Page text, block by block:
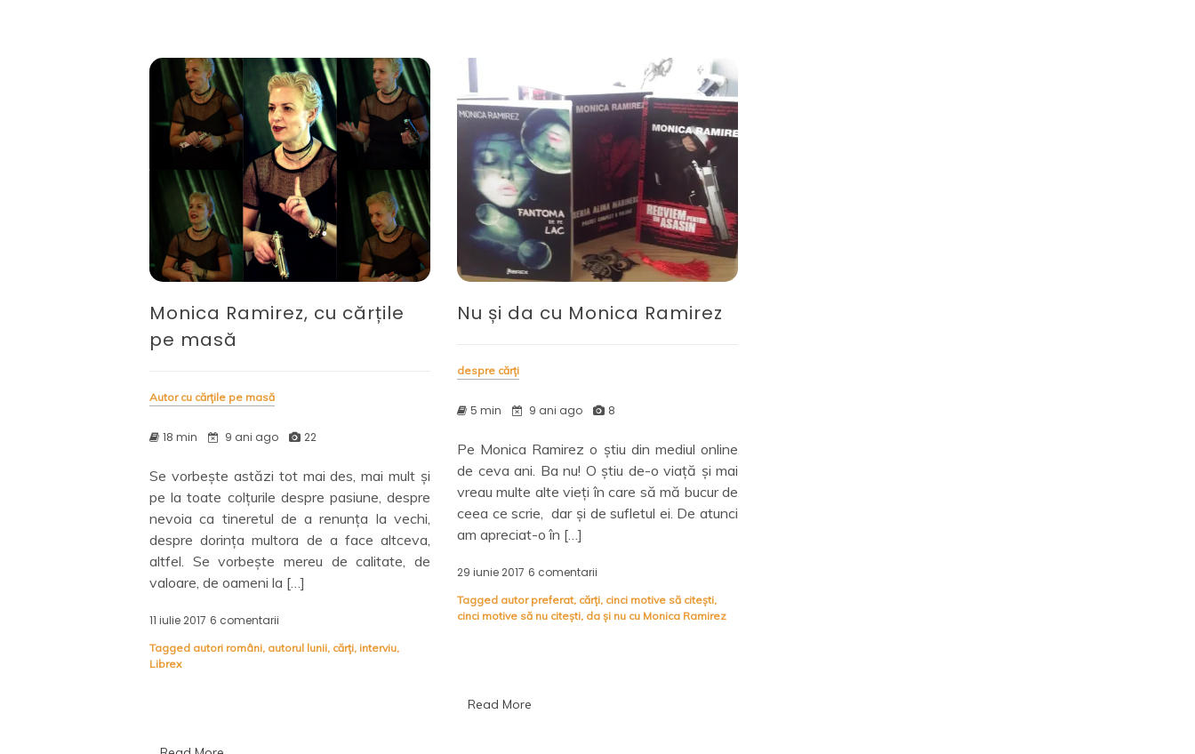
Monica Ramirez, cu cărțile
pe masă
Autor cu cărțile pe masă
18 min 9 ani ago 22
Se vorbește astăzi tot mai des, mai mult și
pe la toate colțurile despre pasiune, despre
nevoia ca tineretul de a renunța la vechi,
despre dorința multora de a face altceva,
altfel. Se vorbește mereu de calitate, de
valoare, de oameni la […]
11 iulie 2017 6 comentarii
Ramirez,
Tagged autori români, autorul lunii, cărți, interviu,
Librex
Nu și da cu Monica Ramirez
despre cărți
5 min 9 ani ago 8
Pe Monica Ramirez o știu din mediul online
de ceva ani. Ba nu! O știu de-o viață și mai
vreau multe alte vieți în care să mă bucur de
ceea ce scrie, dar și de sufletul ei. De atunci
am apreciat-o în […]
29 iunie 2017 6 comentarii
și
da
Tagged autor preferat, cărți, cinci motive să citești,
cinci motive să nu citești, da și nu cu Monica Ramirez
Read More